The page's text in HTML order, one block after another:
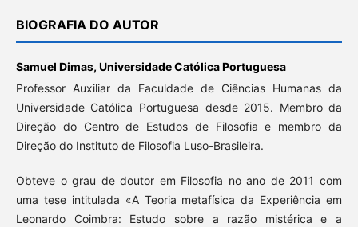
BIOGRAFIA DO AUTOR
Samuel Dimas, Universidade Católica Portuguesa
Professor Auxiliar da Faculdade de Ciências Humanas da
Universidade Católica Portuguesa desde 2015. Membro da
Direção do Centro de Estudos de Filosofia e membro da
Direção do Instituto de Filosofia Luso-Brasileira.
Obteve o grau de doutor em Filosofia no ano de 2011 com
uma tese intitulada «A Teoria metafísica da Experiência em
Leonardo Coimbra: Estudo sobre a razão mistérica e a